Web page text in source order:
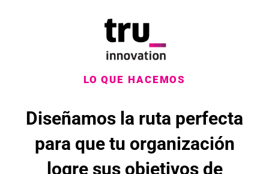
LO QUE HACEMOS
Diseñamos la ruta perfecta
para que tu organización
logre sus objetivos de